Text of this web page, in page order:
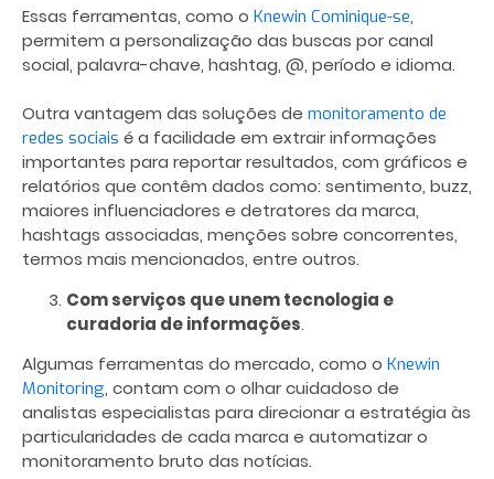
Essas ferramentas, como o Knewin Cominique-se,
permitem a personalização das buscas por canal
social, palavra-chave, hashtag, @, período e idioma.
Outra vantagem das soluções de monitoramento de
redes sociais é a facilidade em extrair informações
importantes para reportar resultados, com gráficos e
relatórios que contêm dados como: sentimento, buzz,
maiores influenciadores e detratores da marca,
hashtags associadas, menções sobre concorrentes,
termos mais mencionados, entre outros.
Com serviços que unem tecnologia e
curadoria de informações.
Algumas ferramentas do mercado, como o Knewin
Monitoring, contam com o olhar cuidadoso de
analistas especialistas para direcionar a estratégia às
particularidades de cada marca e automatizar o
monitoramento bruto das notícias.